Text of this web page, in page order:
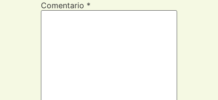
Comentario *